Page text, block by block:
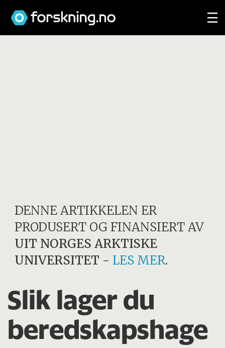
DENNE ARTIKKELEN ER
PRODUSERT OG FINANSIERT AV
UIT NORGES ARKTISKE
UNIVERSITET - LES MER.
Slik lager du
beredskapshage